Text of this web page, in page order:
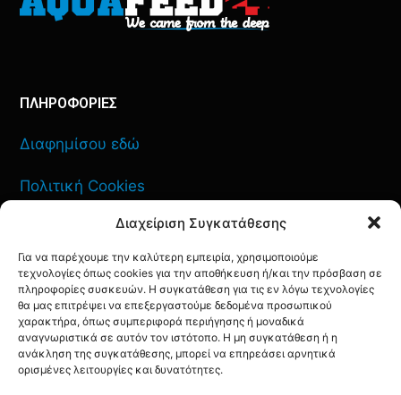
Διαχείριση Συγκατάθεσης
Για να παρέχουμε την καλύτερη εμπειρία, χρησιμοποιούμε
τεχνολογίες όπως cookies για την αποθήκευση ή/και την πρόσβαση σε
πληροφορίες συσκευών. Η συγκατάθεση για τις εν λόγω τεχνολογίες
θα μας επιτρέψει να επεξεργαστούμε δεδομένα προσωπικού
χαρακτήρα, όπως συμπεριφορά περιήγησης ή μοναδικά
αναγνωριστικά σε αυτόν τον ιστότοπο. Η μη συγκατάθεση ή η
ανάκληση της συγκατάθεσης, μπορεί να επηρεάσει αρνητικά
ορισμένες λειτουργίες και δυνατότητες.
ΠΛΗΡΟΦΟΡΙΕΣ
Διαφημίσου εδώ
Πολιτική Cookies
Πολιτική Απορρήτου
ΕΠΙΚΟΙΝΩΝΙΑ